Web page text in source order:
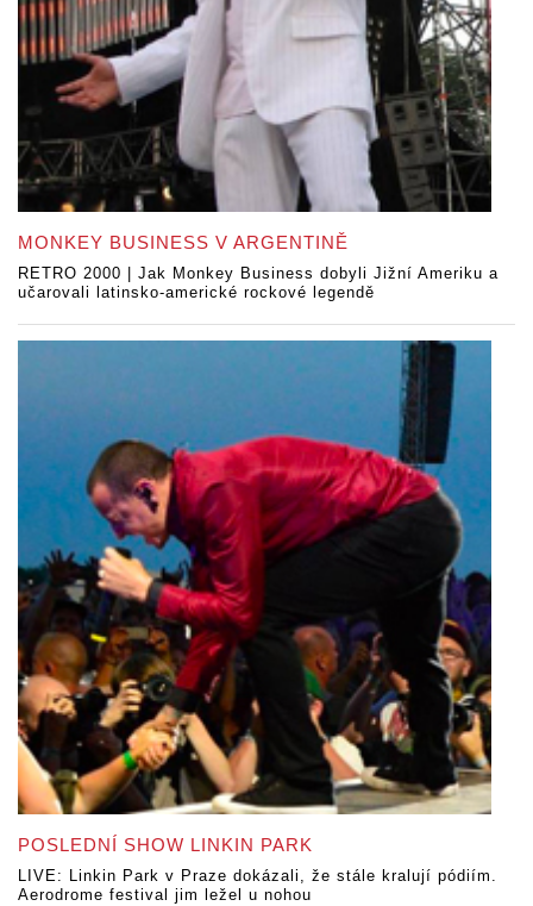
MONKEY BUSINESS V ARGENTINĚ
RETRO 2000 | Jak Monkey Business dobyli Jižní Ameriku a
učarovali latinsko-americké rockové legendě
POSLEDNÍ SHOW LINKIN PARK
LIVE: Linkin Park v Praze dokázali, že stále kralují pódiím.
Aerodrome festival jim ležel u nohou